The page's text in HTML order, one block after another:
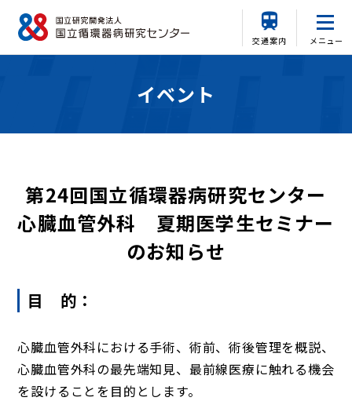
交通案内 メニュー
イベント
第24回国立循環器病研究センター
心臓血管外科 夏期医学生セミナー
のお知らせ
目 的：
心臓血管外科における手術、術前、術後管理を概説、
心臓血管外科の最先端知見、最前線医療に触れる機会
を設けることを目的とします。